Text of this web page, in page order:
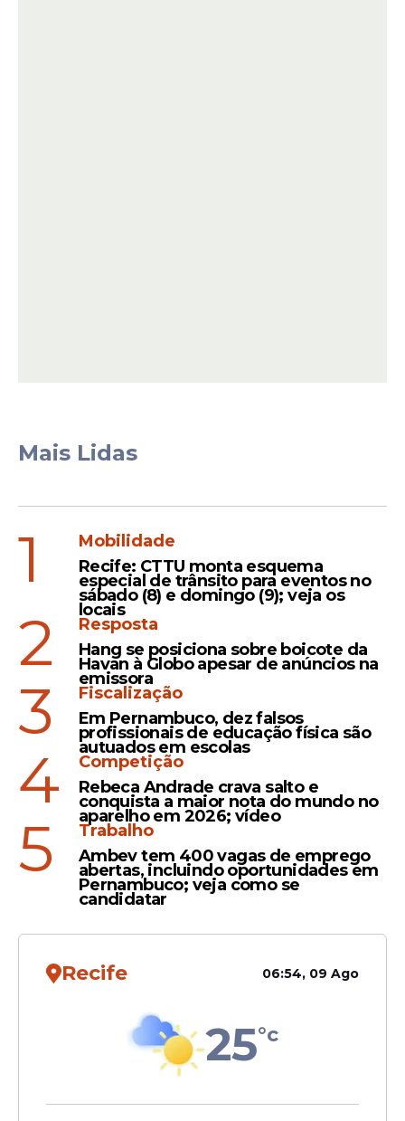
Mais Lidas
1
Mobilidade
Recife: CTTU monta esquema
especial de trânsito para eventos no
sábado (8) e domingo (9); veja os
locais
2
Resposta
Hang se posiciona sobre boicote da
Havan à Globo apesar de anúncios na
emissora
3
Fiscalização
Em Pernambuco, dez falsos
profissionais de educação física são
autuados em escolas
4
Competição
Rebeca Andrade crava salto e
conquista a maior nota do mundo no
aparelho em 2026; vídeo
5
Trabalho
Ambev tem 400 vagas de emprego
abertas, incluindo oportunidades em
Pernambuco; veja como se
candidatar
Recife 06:54, 09 Ago
25°c